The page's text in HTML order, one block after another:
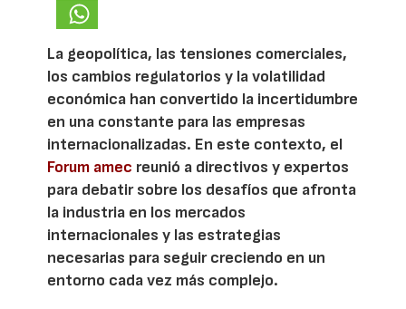
La geopolítica, las tensiones comerciales,
los cambios regulatorios y la volatilidad
económica han convertido la incertidumbre
en una constante para las empresas
internacionalizadas. En este contexto, el
Forum amec reunió a directivos y expertos
para debatir sobre los desafíos que afronta
la industria en los mercados
internacionales y las estrategias
necesarias para seguir creciendo en un
entorno cada vez más complejo.